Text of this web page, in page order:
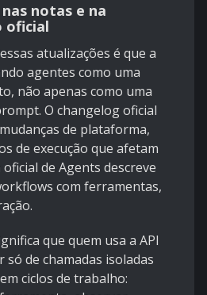
notas e na
oficial
atualizações é que a
agentes como uma
não apenas como uma
O changelog oficial
de plataforma,
de execução que afetam
oficial de Agents descreve
com ferramentas,
que quem usa a API
só de chamadas isoladas
ciclos de trabalho: